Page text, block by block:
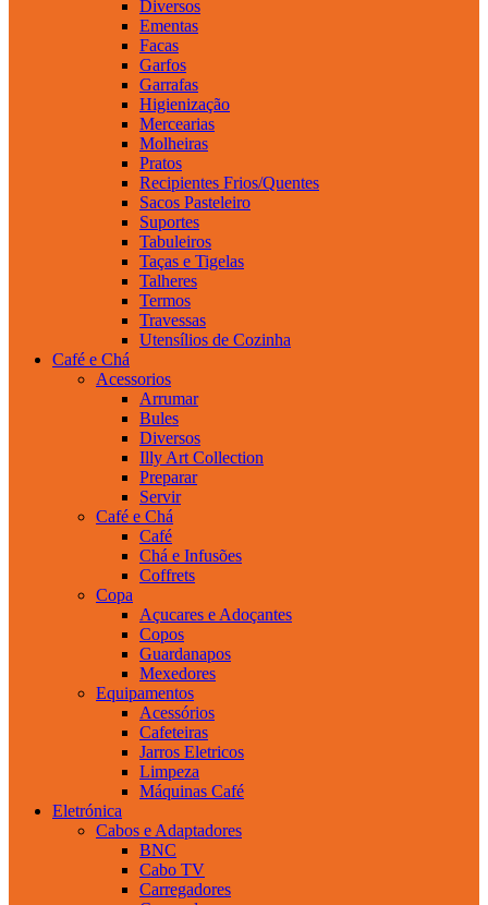
Diversos
Ementas
Facas
Garfos
Garrafas
Higienização
Mercearias
Molheiras
Pratos
Recipientes Frios/Quentes
Sacos Pasteleiro
Suportes
Tabuleiros
Taças e Tigelas
Talheres
Termos
Travessas
Utensílios de Cozinha
Café e Chá
Acessorios
Arrumar
Bules
Diversos
Illy Art Collection
Preparar
Servir
Café e Chá
Café
Chá e Infusões
Coffrets
Copa
Açucares e Adoçantes
Copos
Guardanapos
Mexedores
Equipamentos
Acessórios
Cafeteiras
Jarros Eletricos
Limpeza
Máquinas Café
Eletrónica
Cabos e Adaptadores
BNC
Cabo TV
Carregadores